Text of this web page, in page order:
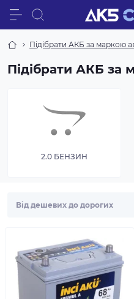
Підібрати АКБ за маркою
Підібрати АКБ за
2.0 БЕНЗИН